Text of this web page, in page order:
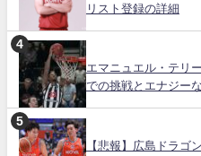
リスト登録の詳細
エマニュエル・テリ
での挑戦とエナジー
【悲報】広島ドラゴ